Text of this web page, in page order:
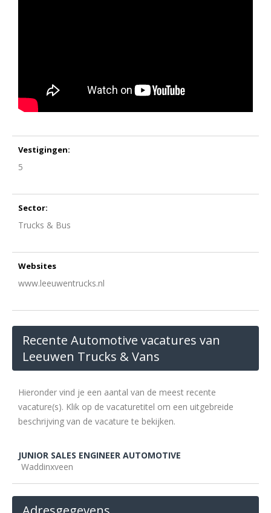
Vestigingen:
5
Sector:
Trucks & Bus
Websites
www.leeuwentrucks.nl
Recente Automotive vacatures van
Leeuwen Trucks & Vans
Hieronder vind je een aantal van de meest recente
vacature(s). Klik op de vacaturetitel om een uitgebreide
beschrijving van de vacature te bekijken.
JUNIOR SALES ENGINEER AUTOMOTIVE
Waddinxveen